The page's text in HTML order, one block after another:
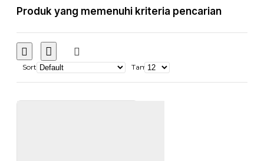
Produk yang memenuhi kriteria pencarian
Sort Tampilkan: